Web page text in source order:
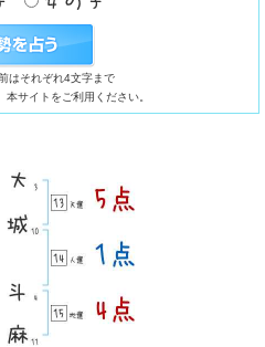
はそれぞれ4文字まで
本サイトをご利用ください。